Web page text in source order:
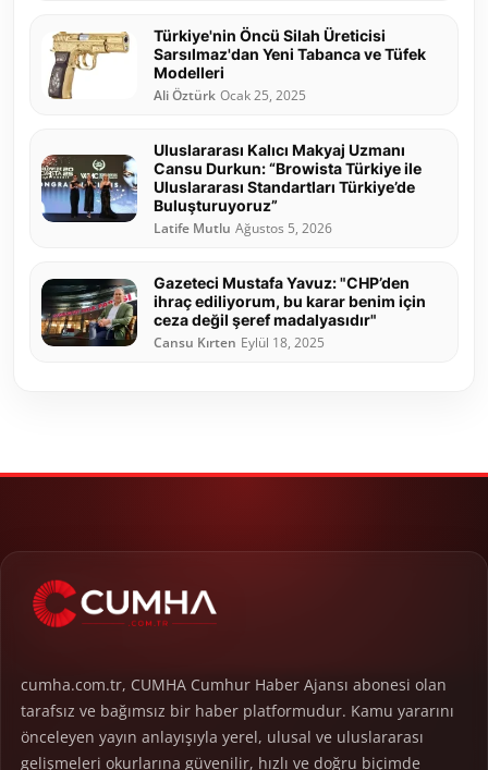
Türkiye'nin Öncü Silah Üreticisi
Sarsılmaz'dan Yeni Tabanca ve Tüfek
Modelleri
Ali Öztürk Ocak 25, 2025
Uluslararası Kalıcı Makyaj Uzmanı
Cansu Durkun: “Browista Türkiye ile
Uluslararası Standartları Türkiye’de
Buluşturuyoruz”
Latife Mutlu Ağustos 5, 2026
Gazeteci Mustafa Yavuz: "CHP’den
ihraç ediliyorum, bu karar benim için
ceza değil şeref madalyasıdır"
Cansu Kırten Eylül 18, 2025
cumha.com.tr, CUMHA Cumhur Haber Ajansı abonesi olan
tarafsız ve bağımsız bir haber platformudur. Kamu yararını
önceleyen yayın anlayışıyla yerel, ulusal ve uluslararası
gelişmeleri okurlarına güvenilir, hızlı ve doğru biçimde